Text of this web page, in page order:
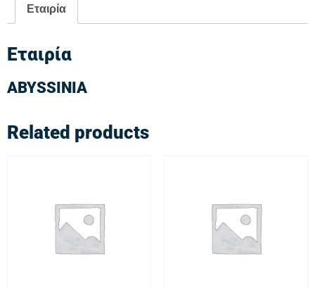
Εταιρία
Εταιρία
ABYSSINIA
Related products